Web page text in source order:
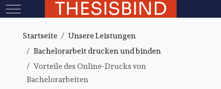
Mobile Menu ToggleTHESISBIND
Startseite
Unsere Leistungen
Bachelorarbeit drucken und binden
Vorteile des Online-Drucks von
Bachelorarbeiten